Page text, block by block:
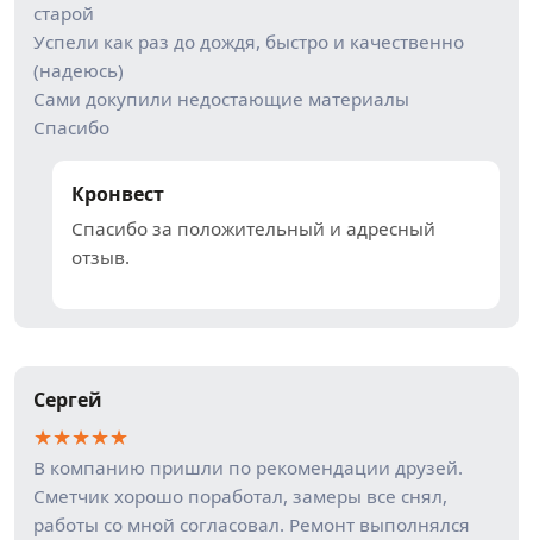
старой
Успели как раз до дождя, быстро и качественно
(надеюсь)
Сами докупили недостающие материалы
Спасибо
Кронвест
Спасибо за положительный и адресный
отзыв.
Сергей
★★★★★
В компанию пришли по рекомендации друзей.
Сметчик хорошо поработал, замеры все снял,
работы со мной согласовал. Ремонт выполнялся